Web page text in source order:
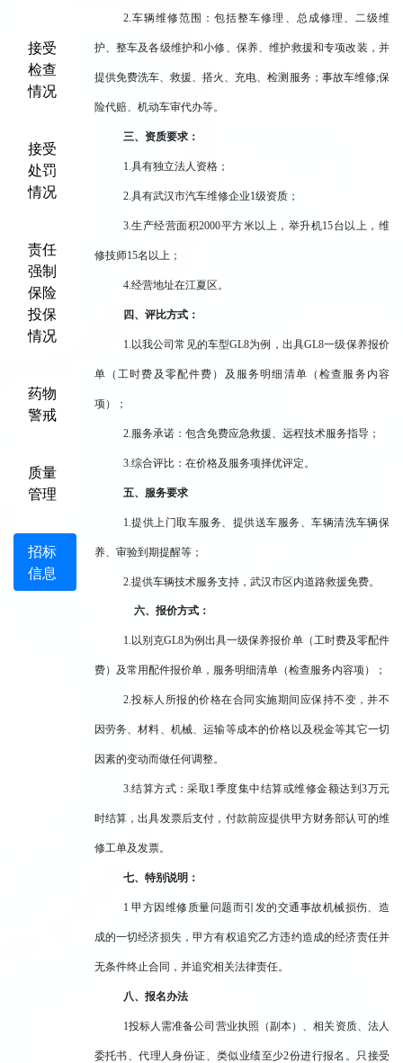
接受
检查
情况
接受
处罚
情况
责任
强制
保险
投保
情况
药物
警戒
质量
管理
招标
信息
2.车辆维修范围：包括整车修理、总成修理、二级维
护、整车及各级维护和小修、保养、维护救援和专项改装，并
提供免费洗车、救援、搭火、充电、检测服务；事故车维修;保
险代赔、机动车审代办等。
三、资质要求：
1.具有独立法人资格；
2.具有武汉市汽车维修企业1级资质；
3.生产经营面积2000平方米以上，举升机15台以上，维
修技师15名以上；
4.经营地址在江夏区。
四、评比方式：
1. 以我公司常见的车型GL8为例，出具GL8一级保养报价
单（工时费及零配件费）及服务明细清单（检查服务内容
项）；
2.服务承诺：包含免费应急救援、远程技术服务指导；
3.综合评比：在价格及服务项择优评定。
五、服务要求
1.提供上门取车服务、提供送车服务、车辆清洗车辆保
养、审验到期提醒等；
2.提供车辆技术服务支持，武汉市区内道路救援免费。
六、报价方式：
1. 以别克GL8为例出具一级保养报价单（工时费及零配件
费）及常用配件报价单，服务明细清单（检查服务内容项）；
2.投标人所报的价格在合同实施期间应保持不变，并不
因劳务、材料、机械、运输等成本的价格以及税金等其它一切
因素的变动而做任何调整。
3.结算方式：采取1季度集中结算或维修金额达到3万元
时结算，出具发票后支付，付款前应提供甲方财务部认可的维
修工单及发票。
七、特别说明：
1甲方因维修质量问题而引发的交通事故机械损伤、造
成的一切经济损失，甲方有权追究乙方违约造成的经济责任并
无条件终止合同，并追究相关法律责任。
八、报名办法
1投标人需准备公司营业执照（副本）、相关资质、法人
委托书、代理人身份证、类似业绩至少2份进行报名。只接受